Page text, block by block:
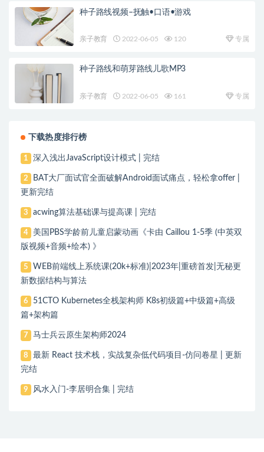
种子路线视频–抚触•口语•游戏
亲子教育 2022-06-05 120 专属
种子路线和萌芽路线儿歌MP3
亲子教育 2022-06-05 161 专属
下载热度排行榜
1 深入浅出JavaScript设计模式 | 完结
2
BAT大厂面试官全面破解Android面试痛点，轻松拿offer |
更新完结
3 acwing算法基础课与提高课 | 完结
4
美国PBS学龄前儿童启蒙动画《卡由 Caillou 1-5季 (中英双
版视频+音频+绘本) 》
5
WEB前端线上系统课(20k+标准)|2023年|重磅首发|无秘更
新数据结构与算法
6
51CTO Kubernetes全栈架构师 K8s初级篇+中级篇+高级
篇+架构篇
7 马士兵云原生架构师2024
8
最新 React 技术栈，实战复杂低代码项目-仿问卷星 | 更新
完结
9 风水入门-李居明合集 | 完结